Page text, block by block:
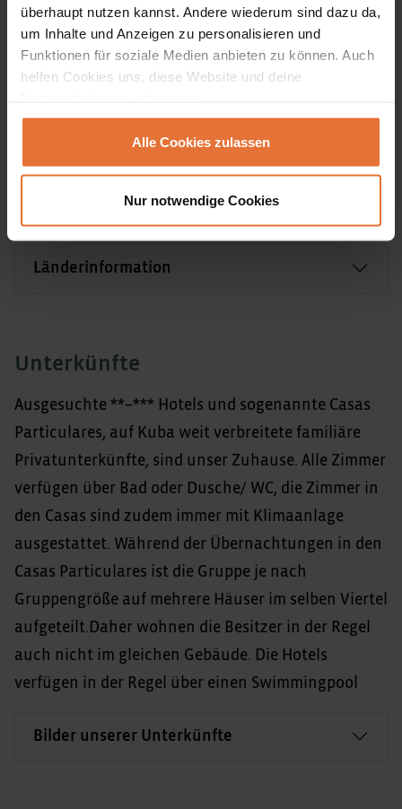
überhaupt nutzen kannst. Andere wiederum sind dazu da,
um Inhalte und Anzeigen zu personalisieren und
Funktionen für soziale Medien anbieten zu können. Auch
helfen Cookies uns, diese Website und deine
Alle Cookies zulassen
Nur notwendige Cookies
Verpflegung
Team vor Ort
Transportmittel vor Ort
Fluginformationen
Länderinformation
Unterkünfte
Ausgesuchte **–*** Hotels und sogenannte Casas
Particulares, auf Kuba weit verbreitete familiäre
Privatunterkünfte, sind unser Zuhause. Alle Zimmer
verfügen über Bad oder Dusche/ WC, die Zimmer in
den Casas sind zudem immer mit Klimaanlage
ausgestattet. Während der Übernachtungen in den
Casas Particulares ist die Gruppe je nach
Gruppengröße auf mehrere Häuser im selben Viertel
aufgeteilt.Daher wohnen die Besitzer in der Regel
auch nicht im gleichen Gebäude. Die Hotels
verfügen in der Regel über einen Swimmingpool
Bilder unserer Unterkünfte